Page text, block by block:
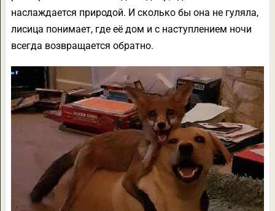
наслаждается природой. И сколько бы она не гуляла,
лисица понимает, где её дом и с наступлением ночи
всегда возвращается обратно.